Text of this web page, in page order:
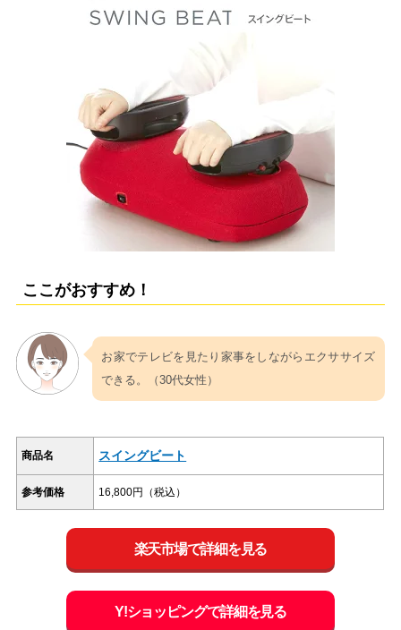
ここがおすすめ！
お家でテレビを見たり家事をしながらエクササイズ
できる。（30代女性）
商品名 スイングビート
参考価格 16,800円（税込）
楽天市場で詳細を見る
Y!ショッピングで詳細を見る